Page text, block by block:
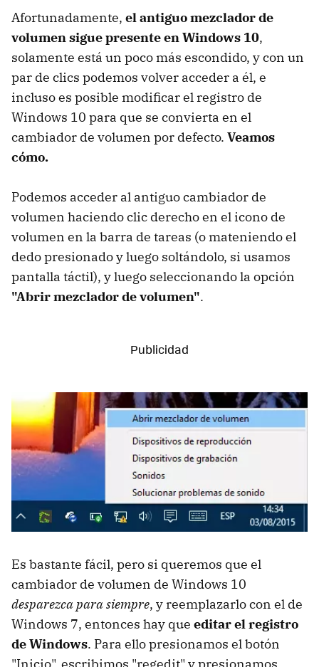
Afortunadamente, el antiguo mezclador de
volumen sigue presente en Windows 10,
solamente está un poco más escondido, y con un
par de clics podemos volver acceder a él, e
incluso es posible modificar el registro de
Windows 10 para que se convierta en el
cambiador de volumen por defecto. Veamos
cómo.
Podemos acceder al antiguo cambiador de
volumen haciendo clic derecho en el icono de
volumen en la barra de tareas (o mateniendo el
dedo presionado y luego soltándolo, si usamos
pantalla táctil), y luego seleccionando la opción
"Abrir mezclador de volumen".
Es bastante fácil, pero si queremos que el
cambiador de volumen de Windows 10
desparezca para siempre, y reemplazarlo con el de
Windows 7, entonces hay que editar el registro
de Windows. Para ello presionamos el botón
"Inicio", escribimos "regedit" y presionamos